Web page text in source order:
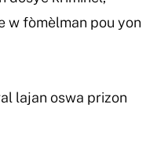
w fòmèlman pou yon
lajan oswa prizon